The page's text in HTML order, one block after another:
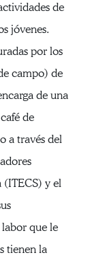
de
jóvenes.
por los
campo) de
de una
de
a través del
(ITECS) y el
que le
tienen la